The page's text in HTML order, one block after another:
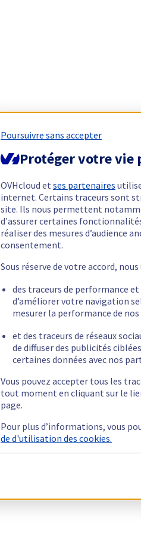
Poursuivre sans accepter
Protéger votre
OVHcloud et ses partenaires
internet. Certains traceurs sont
site. Ils nous permettent
d'assurer certaines
réaliser des mesures d’audience
consentement.
Sous réserve de votre accord,
des traceurs de performance
d’améliorer votre navigation
mesurer la performance de nos
et des traceurs de réseaux
de diffuser des publicités
certaines données avec nos
Vous pouvez accepter tous les
tout moment en cliquant sur le
page.
Pour plus d’informations, vous
de d'utilisation des cookies.